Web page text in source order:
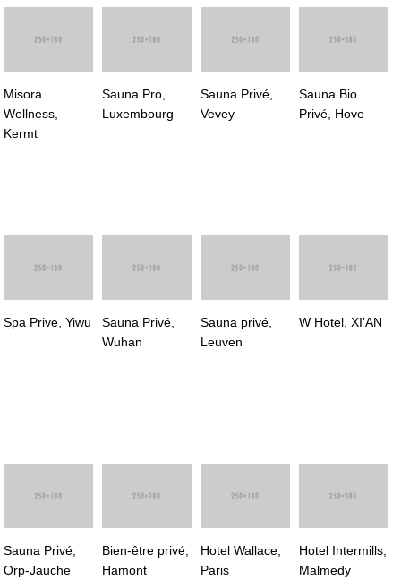
Misora
Wellness,
Kermt
Sauna Pro,
Luxembourg
Sauna Privé,
Vevey
Sauna Bio
Privé, Hove
Spa Prive, Yiwu
Sauna Privé,
Wuhan
Sauna privé,
Leuven
W Hotel, XI’AN
Sauna Privé,
Orp-Jauche
Bien-être privé,
Hamont
Hotel Wallace,
Paris
Hotel Intermills,
Malmedy